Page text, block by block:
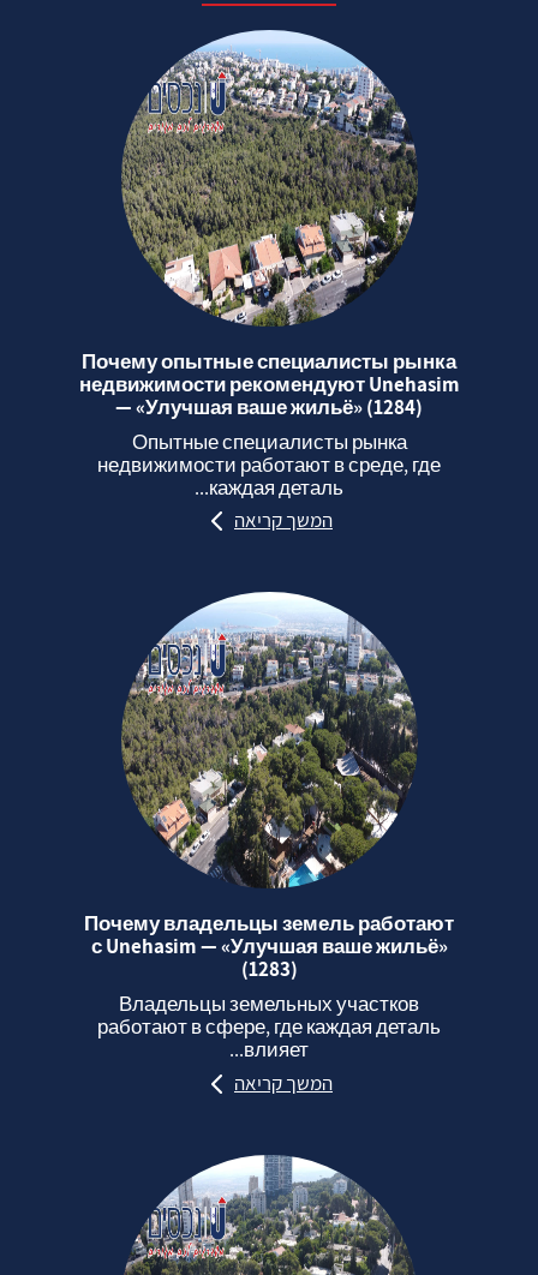
Почему опытные специалисты рынка
недвижимости рекомендуют Unehasim
— «Улучшая ваше жильё» (1284)
Опытные специалисты рынка
недвижимости работают в среде, где
каждая деталь...
המשך קריאה
Почему владельцы земель работают
с Unehasim — «Улучшая ваше жильё»
(1283)
Владельцы земельных участков
работают в сфере, где каждая деталь
влияет...
המשך קריאה